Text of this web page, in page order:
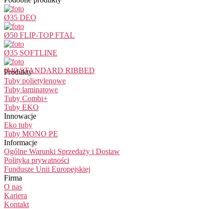
Ø35 DEO
Ø50 FLIP-TOP FTAL
Ø35 SOFTLINE
Ø40 STANDARD RIBBED
Produkty
Tuby polietylenowe
Tuby laminatowe
Tuby Combi+
Tuby EKO
Innowacje
Eko tuby
Tuby MONO PE
Informacje
Ogólne Warunki Sprzedaży i Dostaw
Polityka prywatności
Fundusze Unii Europejskiej
Firma
O nas
Kariera
Kontakt